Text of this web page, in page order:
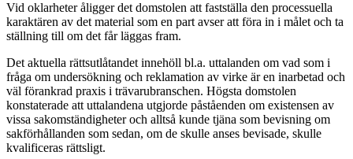
Vid oklarheter åligger det domstolen att fastställa den processuella
karaktären av det material som en part avser att föra in i målet och ta
ställning till om det får läggas fram.
Det aktuella rättsutlåtandet innehöll bl.a. uttalanden om vad som i
fråga om undersökning och reklamation av virke är en inarbetad och
väl förankrad praxis i trävarubranschen. Högsta domstolen
konstaterade att uttalandena utgjorde påståenden om existensen av
vissa sakomständigheter och alltså kunde tjäna som bevisning om
sakförhållanden som sedan, om de skulle anses bevisade, skulle
kvalificeras rättsligt.